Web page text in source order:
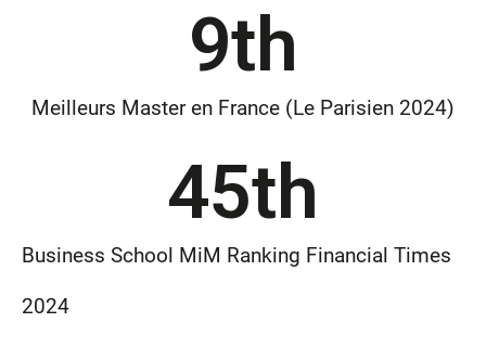
Meilleurs Master en France (Le Parisien 2024)
9th
Business School MiM Ranking Financial Times
2024
45th